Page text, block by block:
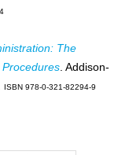
The
. Addison-
ISBN 978-0-321-82294-9